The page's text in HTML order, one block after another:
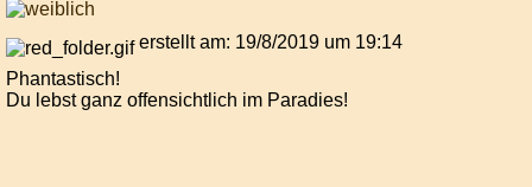
erstellt am: 19/8/2019 um 19:14
Phantastisch!
Du lebst ganz offensichtlich im Paradies!